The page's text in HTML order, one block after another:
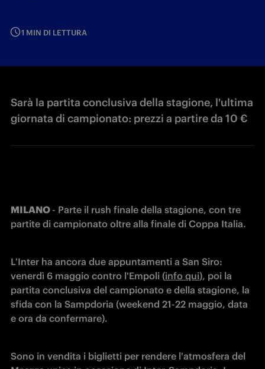
1 MIN DI LETTURA
Sarà la partita conclusiva della stagione, l'ultima
giornata di campionato: prezzi a partire da 10 €
MILANO - Parte il rush finale della stagione, con tre
partite di campionato oltre alla finale di Coppa Italia.
L'Inter ha ancora due appuntamenti a San Siro:
venerdì 6 maggio contro l'Empoli (info qui), poi la
partita conclusiva del campionato e della stagione, la
sfida con la Sampdoria (weekend 21-22 maggio, data
e ora da confermare).
Sono in vendita i biglietti per rendere l'atmosfera del